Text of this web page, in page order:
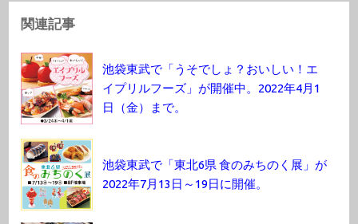
関連記事
池袋東武で「うそでしょ？おいしい！エ
イプリルフーズ」が開催中。2022年4月1
日（金）まで。
池袋東武で「東北6県 食のみちのく展」が
2022年7月13日～19日に開催。